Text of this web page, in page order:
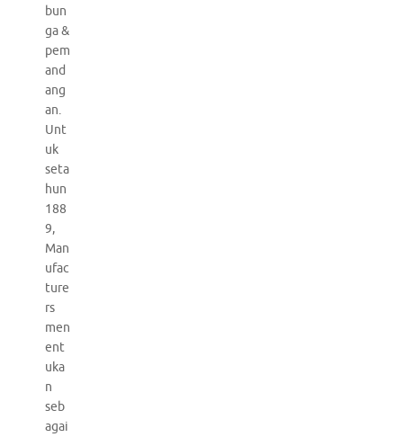
bun
ga &
pem
and
ang
an.
Unt
uk
seta
hun
188
9,
Man
ufac
ture
rs
men
ent
uka
n
seb
agai